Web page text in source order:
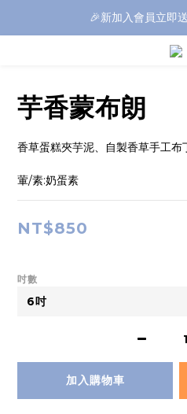
🎉新加入會員立即
芋香蒙布朗
香草蛋糕夾芋泥、自製香草手工布
葷/素:奶蛋素
NT$850
吋數
加入購物車